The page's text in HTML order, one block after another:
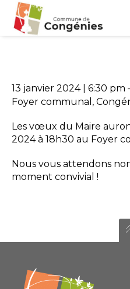
13 janvier 2024 6:30 pm
Foyer communal,
Les vœux du Maire
2024 à 18h30 au Foyer
Nous vous attendons
moment convivial !